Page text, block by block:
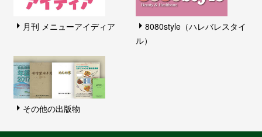
月刊 メニューアイディア
8080style（ハレバレスタイ
ル）
その他の出版物